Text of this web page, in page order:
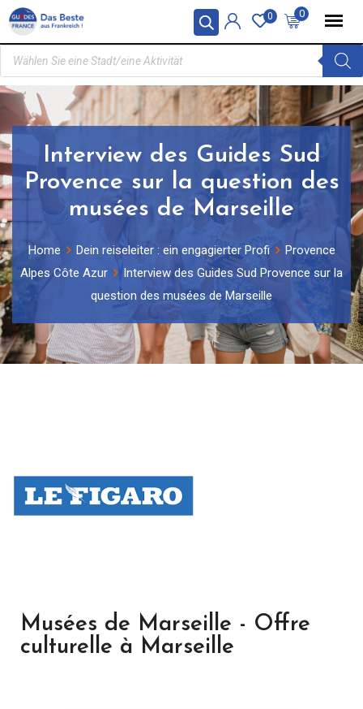
0
0
Interview des Guides Sud
Provence sur la question des
musées de Marseille
Home Dein reiseleiter : ein engagierter Profi
Provence
Alpes Côte Azur
Interview des Guides Sud Provence sur la
question des musées de Marseille
Musées de Marseille - Offre
culturelle à Marseille